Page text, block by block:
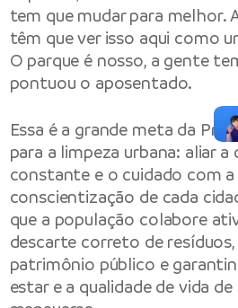
tem que mudar para melhor.
têm que ver isso aqui como
O parque é nosso, a gente
pontuou o aposentado.
Essa é a grande meta da
para a limpeza urbana: aliar a
constante e o cuidado com a
conscientização de cada
que a população colabore
descarte correto de
patrimônio público e
estar e a qualidade de vida